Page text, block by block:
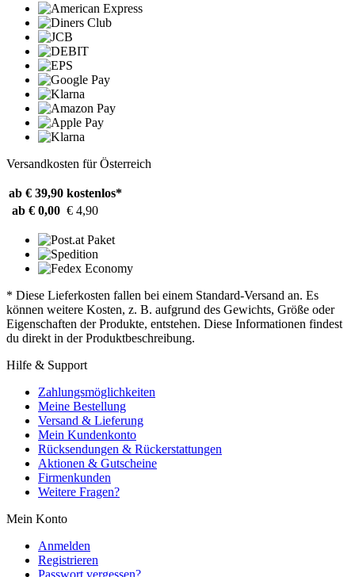
Versandkosten für Österreich
ab € 39,90 kostenlos*
ab € 0,00 € 4,90
* Diese Lieferkosten fallen bei einem Standard-Versand an. Es
können weitere Kosten, z. B. aufgrund des Gewichts, Größe oder
Eigenschaften der Produkte, entstehen. Diese Informationen findest
du direkt in der Produktbeschreibung.
Hilfe & Support
Zahlungsmöglichkeiten
Meine Bestellung
Versand & Lieferung
Mein Kundenkonto
Rücksendungen & Rückerstattungen
Aktionen & Gutscheine
Firmenkunden
Weitere Fragen?
Mein Konto
Anmelden
Registrieren